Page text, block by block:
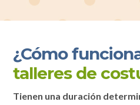
¿Cómo
talleres de
Tienen una duración